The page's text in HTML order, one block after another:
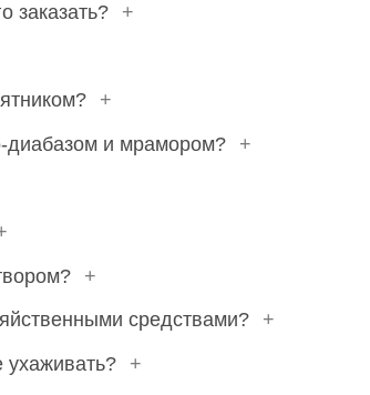
заказать?
+
+
диабазом и мрамором?
+
+
средствами?
+
+